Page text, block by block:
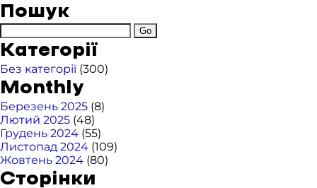
Пошук
Категорії
Без категорії (300)
Monthly
Березень 2025 (8)
Лютий 2025 (48)
Грудень 2024 (55)
Листопад 2024 (109)
Жовтень 2024 (80)
Сторінки